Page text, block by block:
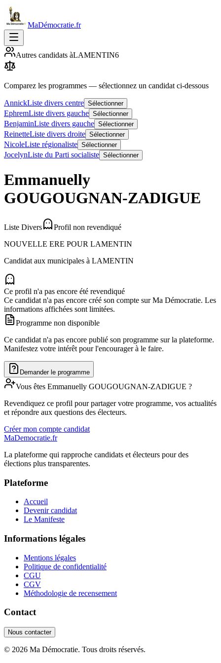
MaDémocratie.fr
Autres candidats àLAMENTIN6
Comparez les programmes — sélectionnez un candidat ci-dessous
AnnickListe divers centre Sélectionner
EphremListe divers gauche Sélectionner
BenjaminListe divers gauche Sélectionner
ReinetteListe divers droite Sélectionner
NicoleListe régionaliste Sélectionner
JocelynListe du Parti socialiste Sélectionner
Emmanuelly
GOUGOUGNAN-ZADIGUE
Liste Divers
Profil non revendiqué
NOUVELLE ERE POUR LAMENTIN
Candidat aux municipales à LAMENTIN
Ce profil n'a pas encore été revendiqué
Ce candidat n'a pas encore créé son compte sur Ma Démocratie. Les
informations affichées sont limitées.
Programme non disponible
Ce candidat n'a pas encore publié son programme sur la plateforme.
Manifestez votre intérêt pour l'encourager à le faire.
Demander le programme
Vous êtes Emmanuelly GOUGOUGNAN-ZADIGUE ?
Revendiquez ce profil pour partager votre programme, vos actualités
et répondre aux questions des électeurs.
Créer mon compte candidat
MaDemocratie.fr
La plateforme qui rapproche candidats et électeurs pour des
élections plus transparentes.
Plateforme
Accueil
Devenir candidat
Le Manifeste
Informations légales
Mentions légales
Politique de confidentialité
CGU
CGV
Méthodologie de recensement
Contact
Nous contacter
© 2026 Ma Démocratie. Tous droits réservés.